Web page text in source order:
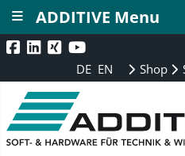
DE EN Shop
ADDITIVE Menu
≡